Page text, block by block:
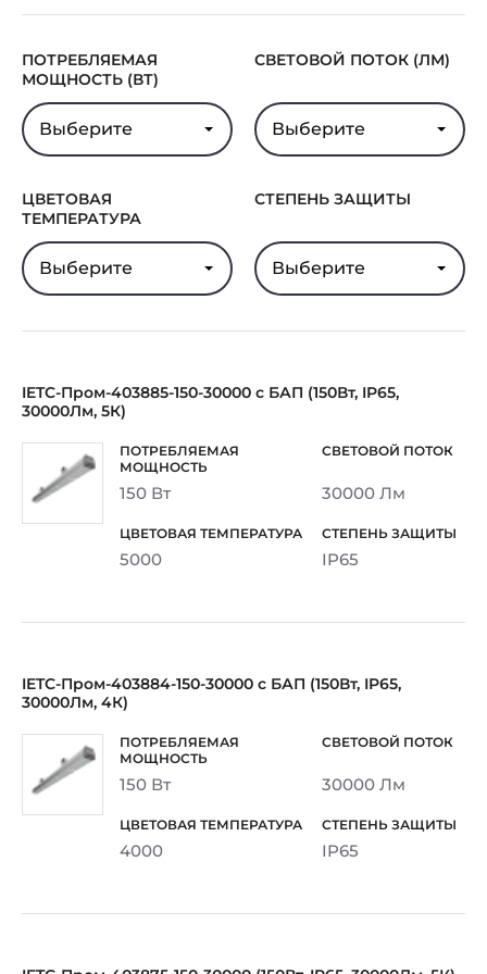
ПОТРЕБЛЯЕМАЯ
МОЩНОСТЬ (ВТ)
Выберите
СВЕТОВОЙ ПОТОК (ЛМ)
Выберите
ЦВЕТОВАЯ
ТЕМПЕРАТУРА
Выберите
СТЕПЕНЬ ЗАЩИТЫ
Выберите
IETC-Пром-403885-150-30000 с БАП (150Вт, IP65,
30000Лм, 5К)
150 Вт 30000 Лм
5000 IP65
IETC-Пром-403884-150-30000 с БАП (150Вт, IP65,
30000Лм, 4К)
150 Вт 30000 Лм
4000 IP65